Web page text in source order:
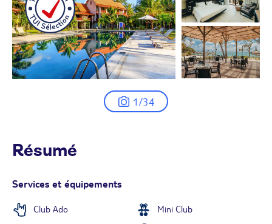
1/34
Résumé
Services et équipements
Club Ado
Mini Club